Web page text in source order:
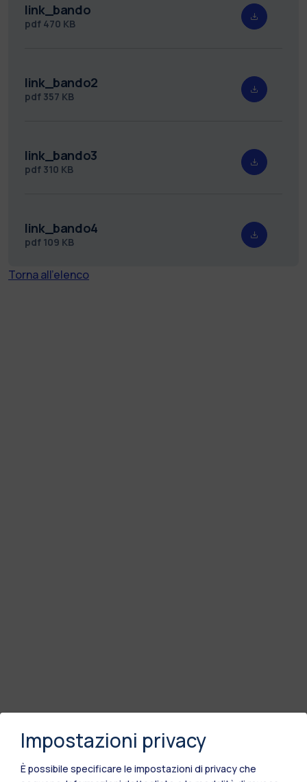
link_bando
pdf 470 KB
link_bando2
pdf 357 KB
link_bando3
pdf 310 KB
link_bando4
pdf 109 KB
Torna all'elenco
Impostazioni privacy
È possibile specificare le impostazioni di privacy che